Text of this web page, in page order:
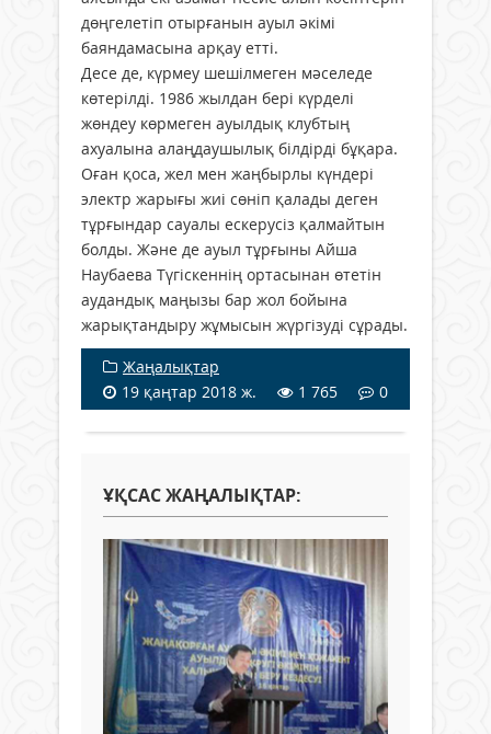
дөңгелетіп отырғанын ауыл әкімі
баяндамасына арқау етті.
Десе де, күрмеу шешілмеген мәселеде
көтерілді. 1986 жылдан бері күрделі
жөндеу көрмеген ауылдық клубтың
ахуалына алаңдаушылық білдірді бұқара.
Оған қоса, жел мен жаңбырлы күндері
электр жарығы жиі сөніп қалады деген
тұрғындар сауалы ескерусіз қалмайтын
болды. Және де ауыл тұрғыны Айша
Наубаева Түгіскеннің ортасынан өтетін
аудандық маңызы бар жол бойына
жарықтандыру жұмысын жүргізуді сұрады.
Жаңалықтар
19 қаңтар 2018 ж.
1 765 0
ҰҚСАС ЖАҢАЛЫҚТАР: